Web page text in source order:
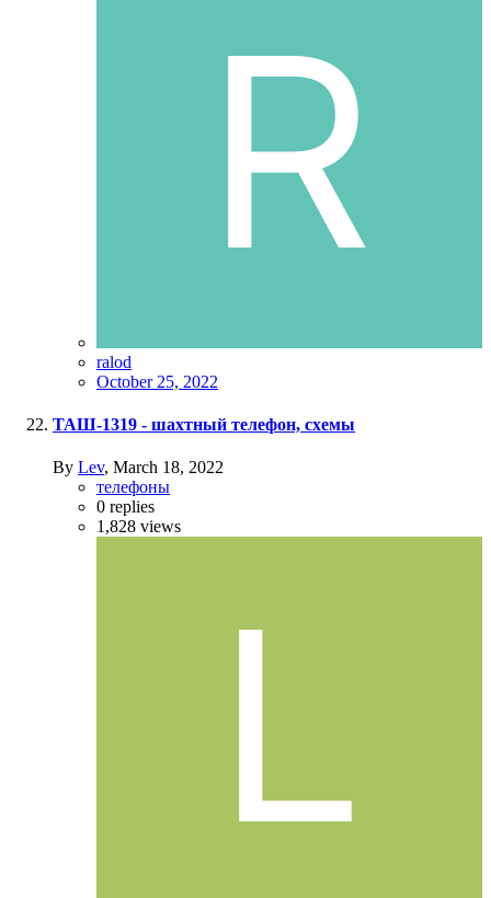
ralod
October 25, 2022
ТАШ-1319 - шахтный телефон, схемы
By Lev, March 18, 2022
телефоны
0 replies
1,828 views